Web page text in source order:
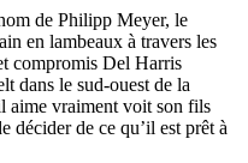
de Philipp Meyer, le
en lambeaux à travers les
compromis Del Harris
dans le sud-ouest de la
aime vraiment voit son fils
décider de ce qu’il est prêt à